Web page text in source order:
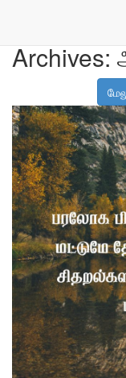
Archives: